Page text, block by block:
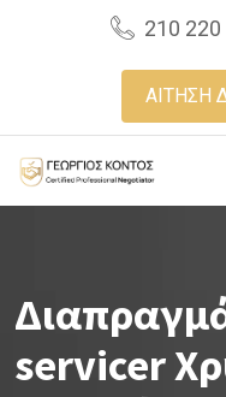
210
ΑΙΤΗΣΗ
servicer